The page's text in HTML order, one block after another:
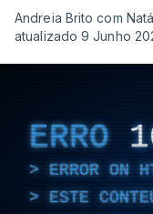
Andreia Brito com
atualizado 9 Junho
ERRO
ERROR ON
ESTE